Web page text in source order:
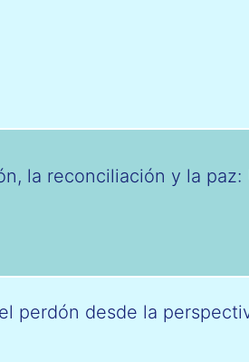
la reconciliación y la paz:
perdón desde la